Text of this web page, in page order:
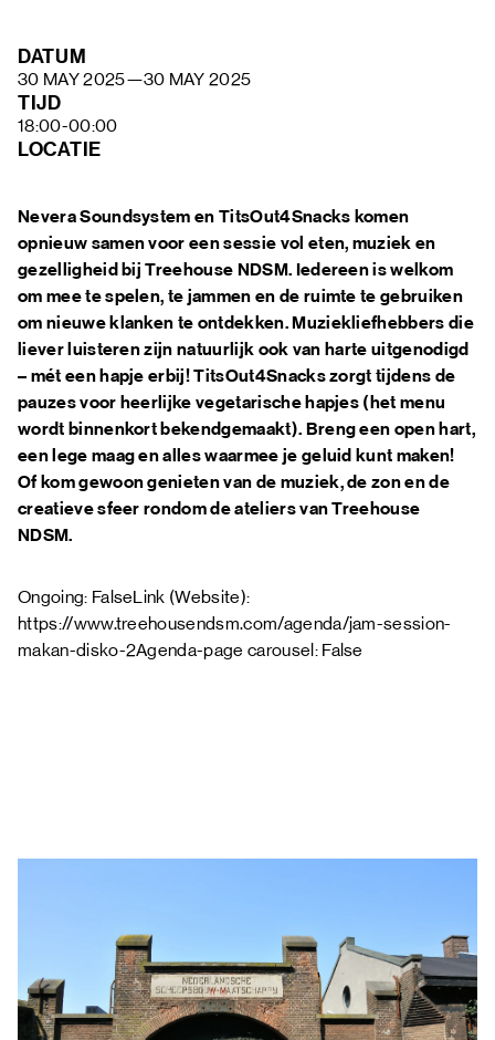
DATUM
30 MAY 2025—30 MAY 2025
TIJD
18:00-00:00
LOCATIE
Nevera Soundsystem en TitsOut4Snacks komen
opnieuw samen voor een sessie vol eten, muziek en
gezelligheid bij Treehouse NDSM. Iedereen is welkom
om mee te spelen, te jammen en de ruimte te gebruiken
om nieuwe klanken te ontdekken. Muziekliefhebbers die
liever luisteren zijn natuurlijk ook van harte uitgenodigd
– mét een hapje erbij! TitsOut4Snacks zorgt tijdens de
pauzes voor heerlijke vegetarische hapjes (het menu
wordt binnenkort bekendgemaakt). Breng een open hart,
een lege maag en alles waarmee je geluid kunt maken!
Of kom gewoon genieten van de muziek, de zon en de
creatieve sfeer rondom de ateliers van Treehouse
NDSM.
Ongoing: FalseLink (Website):
https://www.treehousendsm.com/agenda/jam-session-
makan-disko-2Agenda-page carousel: False